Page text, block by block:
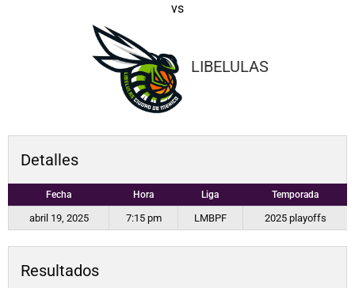
vs
LIBELULAS
Detalles
Fecha Hora Liga Temporada
abril 19, 2025 7:15 pm LMBPF 2025 playoffs
Resultados